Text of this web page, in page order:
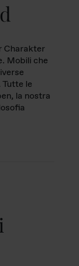
Charakter
Mobili che
le
la nostra